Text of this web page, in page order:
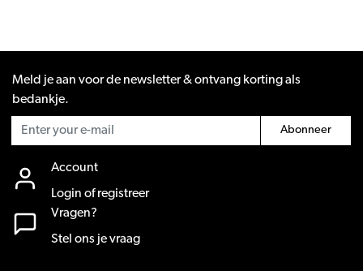
Meld je aan voor de newsletter & ontvang korting als
bedankje.
Abonneer
Account
Login of registreer
Vragen?
Stel ons je vraag